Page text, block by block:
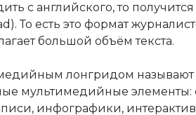
с английского, то
То есть это формат
большой объём текста.
лонгридом называют
мультимедийные элементы:
инфографики,